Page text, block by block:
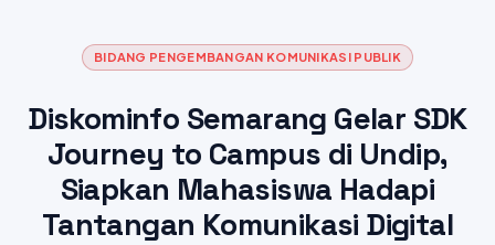
BIDANG PENGEMBANGAN KOMUNIKASI PUBLIK
Diskominfo Semarang Gelar SDK
Journey to Campus di Undip,
Siapkan Mahasiswa Hadapi
Tantangan Komunikasi Digital